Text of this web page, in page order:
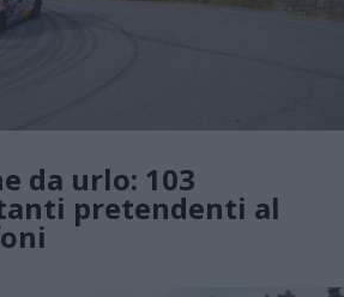
da urlo: 103
pretendenti al